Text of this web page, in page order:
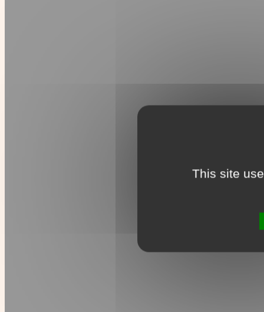
This site